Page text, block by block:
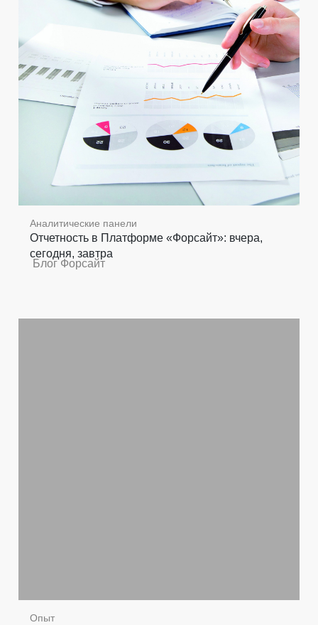
Аналитические панели
Отчетность в Платформе «Форсайт»: вчера,
сегодня, завтра
Блог Форсайт
Опыт